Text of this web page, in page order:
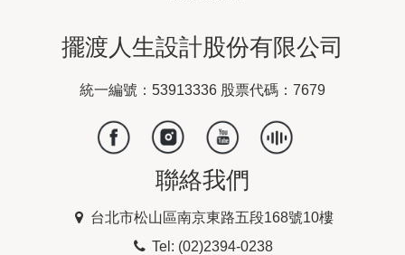
擺渡人生設計股份有限公司
統一編號：53913336 股票代碼：7679
聯絡我們
台北市松山區南京東路五段168號10樓
Tel: (02)2394-0238